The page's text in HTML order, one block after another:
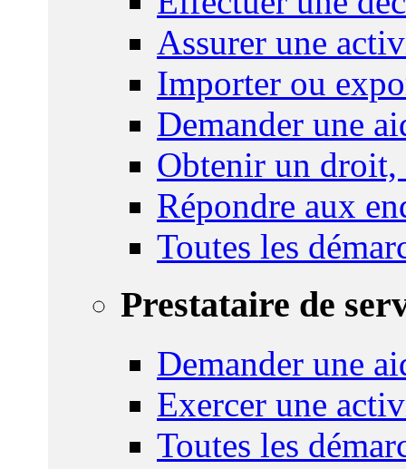
Assurer une
Importer ou
Demander une
Obtenir un droit,
Répondre aux
Toutes les
Prestataire de
Demander une
Exercer une
Toutes les